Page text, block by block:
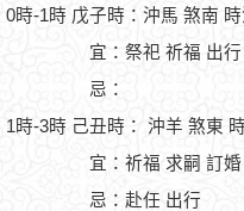
0時-1時 戊子時：沖馬 煞南
宜：祭祀 祈福 出
忌：
1時-3時 己丑時： 沖羊 煞東
宜：祈福 求嗣 訂
忌：赴任 出行